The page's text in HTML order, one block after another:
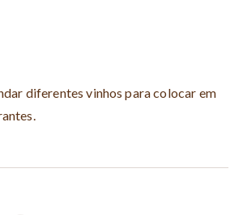
diferentes vinhos para colocar em